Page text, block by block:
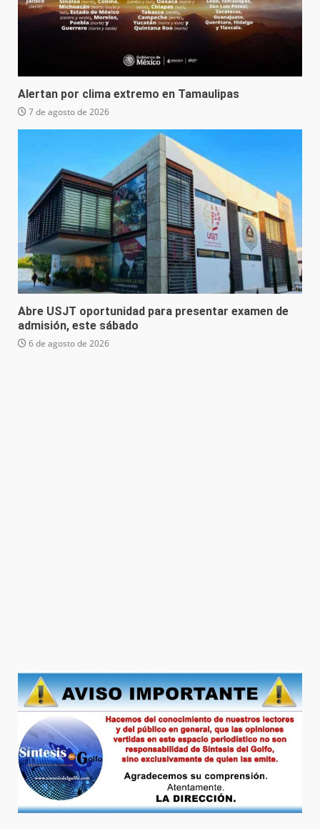
Alertan por clima extremo en Tamaulipas
7 de agosto de 2026
Abre USJT oportunidad para presentar examen de
admisión, este sábado
6 de agosto de 2026